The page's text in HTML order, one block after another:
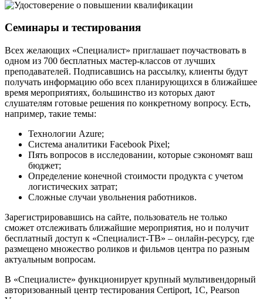
Семинары и тестирования
Всех желающих «Специалист» приглашает поучаствовать в
одном из 700 бесплатных мастер-классов от лучших
преподавателей. Подписавшись на рассылку, клиенты будут
получать информацию обо всех планирующихся в ближайшее
время мероприятиях, большинство из которых дают
слушателям готовые решения по конкретному вопросу. Есть,
например, такие темы:
Технологии Azure;
Система аналитики Facebook Pixel;
Пять вопросов в исследовании, которые сэкономят ваш
бюджет;
Определение конечной стоимости продукта с учетом
логистических затрат;
Сложные случаи увольнения работников.
Зарегистрировавшись на сайте, пользователь не только
сможет отслеживать ближайшие мероприятия, но и получит
бесплатный доступ к «Специалист-ТВ» – онлайн-ресурсу, где
размещено множество роликов и фильмов центра по разным
актуальным вопросам.
В «Специалисте» функционирует крупный мультивендорный
авторизованный центр тестирования Certiport, 1С, Pearson